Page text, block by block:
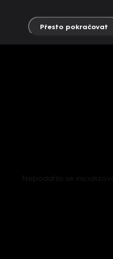
Nepodařilo se
Přesto pokračovat